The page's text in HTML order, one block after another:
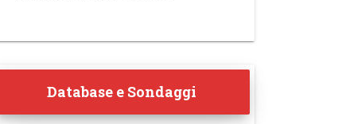
Database e Sondaggi